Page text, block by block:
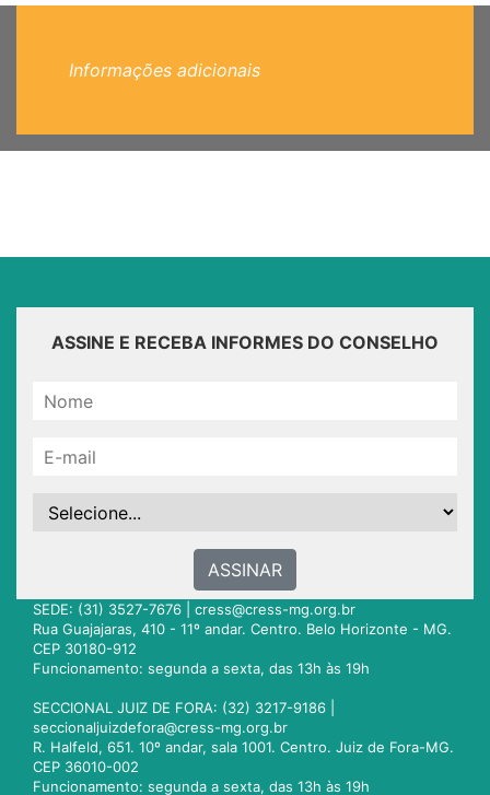
Informações adicionais
ASSINE E RECEBA INFORMES DO CONSELHO
ASSINAR
SEDE: (31) 3527-7676 | cress@cress-mg.org.br
Rua Guajajaras, 410 - 11º andar. Centro. Belo Horizonte - MG.
CEP 30180-912
Funcionamento: segunda a sexta, das 13h às 19h
SECCIONAL JUIZ DE FORA: (32) 3217-9186 |
seccionaljuizdefora@cress-mg.org.br
R. Halfeld, 651. 10º andar, sala 1001. Centro. Juiz de Fora-MG.
CEP 36010-002
Funcionamento: segunda a sexta, das 13h às 19h